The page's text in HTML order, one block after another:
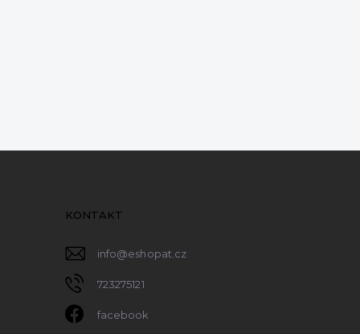
KONTAKT
info@eshopat.cz
723275121
facebook